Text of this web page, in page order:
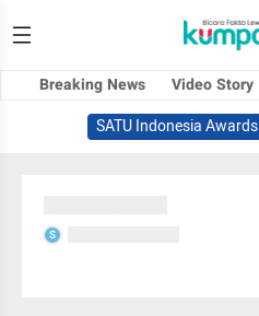
Breaking News Video Story
SATU Indonesia Awards
S